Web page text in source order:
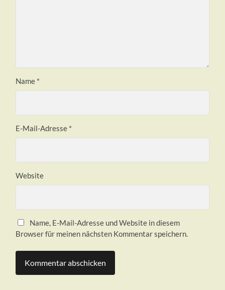
Name *
E-Mail-Adresse *
Website
Name, E-Mail-Adresse und Website in diesem
Browser für meinen nächsten Kommentar speichern.